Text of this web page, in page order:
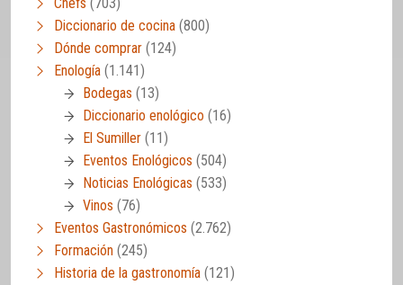
Diccionario de cocina (800)
Dónde comprar (124)
Enología (1.141)
Bodegas (13)
Diccionario enológico (16)
El Sumiller (11)
Eventos Enológicos (504)
Noticias Enológicas (533)
Vinos (76)
Eventos Gastronómicos (2.762)
Formación (245)
Historia de la gastronomía (121)